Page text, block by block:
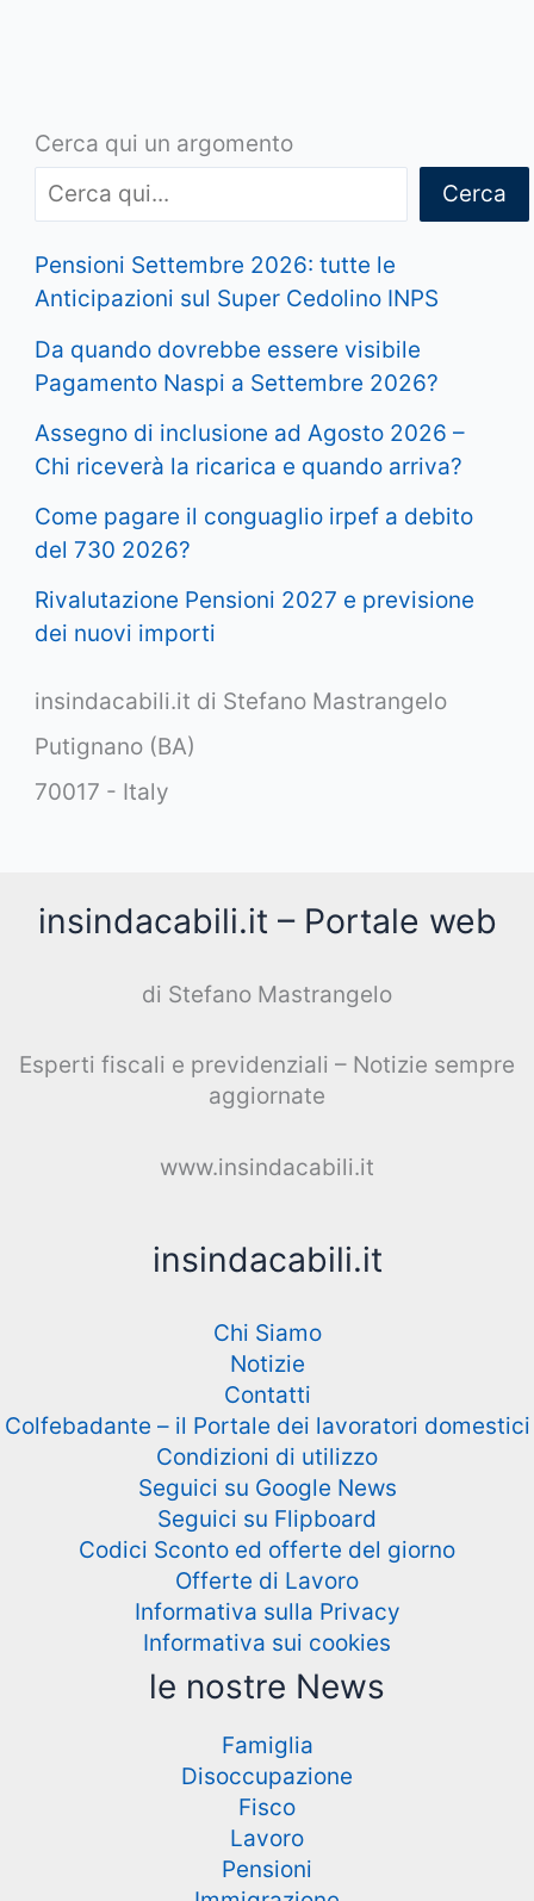
Cerca qui un argomento
Cerca
Pensioni Settembre 2026: tutte le
Anticipazioni sul Super Cedolino INPS
Da quando dovrebbe essere visibile
Pagamento Naspi a Settembre 2026?
Assegno di inclusione ad Agosto 2026 –
Chi riceverà la ricarica e quando arriva?
Come pagare il conguaglio irpef a debito
del 730 2026?
Rivalutazione Pensioni 2027 e previsione
dei nuovi importi
insindacabili.it di Stefano Mastrangelo
Putignano (BA)
70017 - Italy
insindacabili.it – Portale web
di Stefano Mastrangelo
Esperti fiscali e previdenziali – Notizie sempre
aggiornate
www.insindacabili.it
insindacabili.it
Chi Siamo
Notizie
Contatti
Colfebadante – il Portale dei lavoratori domestici
Condizioni di utilizzo
Seguici su Google News
Seguici su Flipboard
Codici Sconto ed offerte del giorno
Offerte di Lavoro
Informativa sulla Privacy
Informativa sui cookies
le nostre News
Famiglia
Disoccupazione
Fisco
Lavoro
Pensioni